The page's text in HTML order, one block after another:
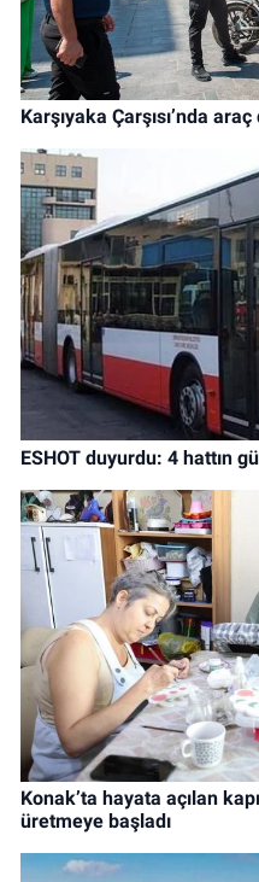
Karşıyaka Çarşısı’nda
ESHOT duyurdu: 4 hattın
Konak’ta hayata açılan
üretmeye başladı